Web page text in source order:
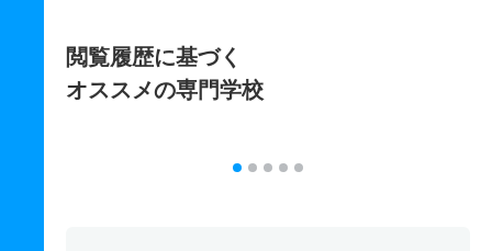
閲覧履歴に基づく
オススメの専門学校